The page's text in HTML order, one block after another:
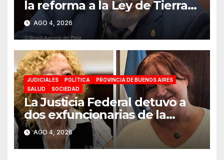
la reforma a la Ley de Tierras:
«Esta ley vende el país»
AGO 4, 2026
JUDICIALES POLÍTICA
PROVINCIA DE BUENOS AIRES
SALUD
SOCIEDAD
La Justicia Federal detuvo a
dos exfuncionarias de la
ANMAT y el INAME por la
causa del fentanilo
contaminado
AGO 4, 2026